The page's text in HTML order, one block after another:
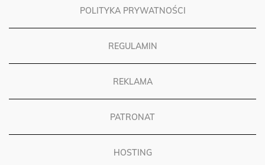
POLITYKA PRYWATNOŚCI
REGULAMIN
REKLAMA
PATRONAT
HOSTING